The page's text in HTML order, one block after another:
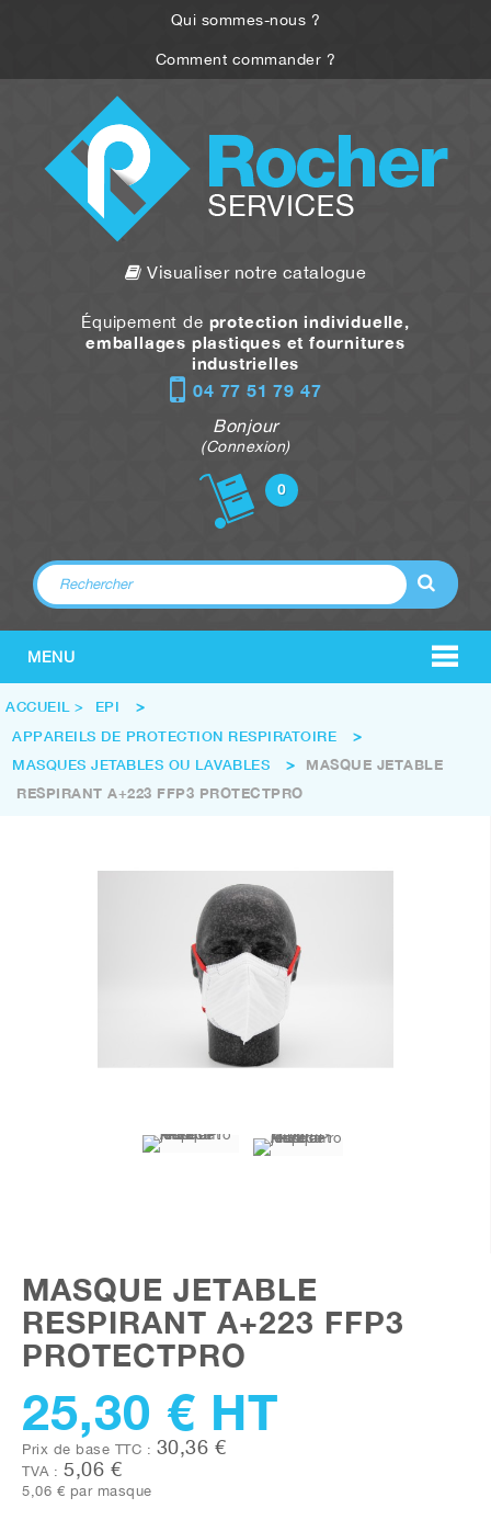
Qui sommes-nous ?
Comment commander ?
Visualiser notre catalogue
Équipement de protection individuelle,
emballages plastiques et fournitures
industrielles
04 77 51 79 47
Bonjour
(Connexion)
0
MENU
ACCUEIL > EPI
>
APPAREILS DE PROTECTION RESPIRATOIRE
>
MASQUES JETABLES OU LAVABLES
>
MASQUE JETABLE
RESPIRANT A+223 FFP3 PROTECTPRO
MASQUE JETABLE
RESPIRANT A+223 FFP3
PROTECTPRO
25,30 € HT
Prix de base TTC : 30,36 €
TVA : 5,06 €
5,06 € par masque